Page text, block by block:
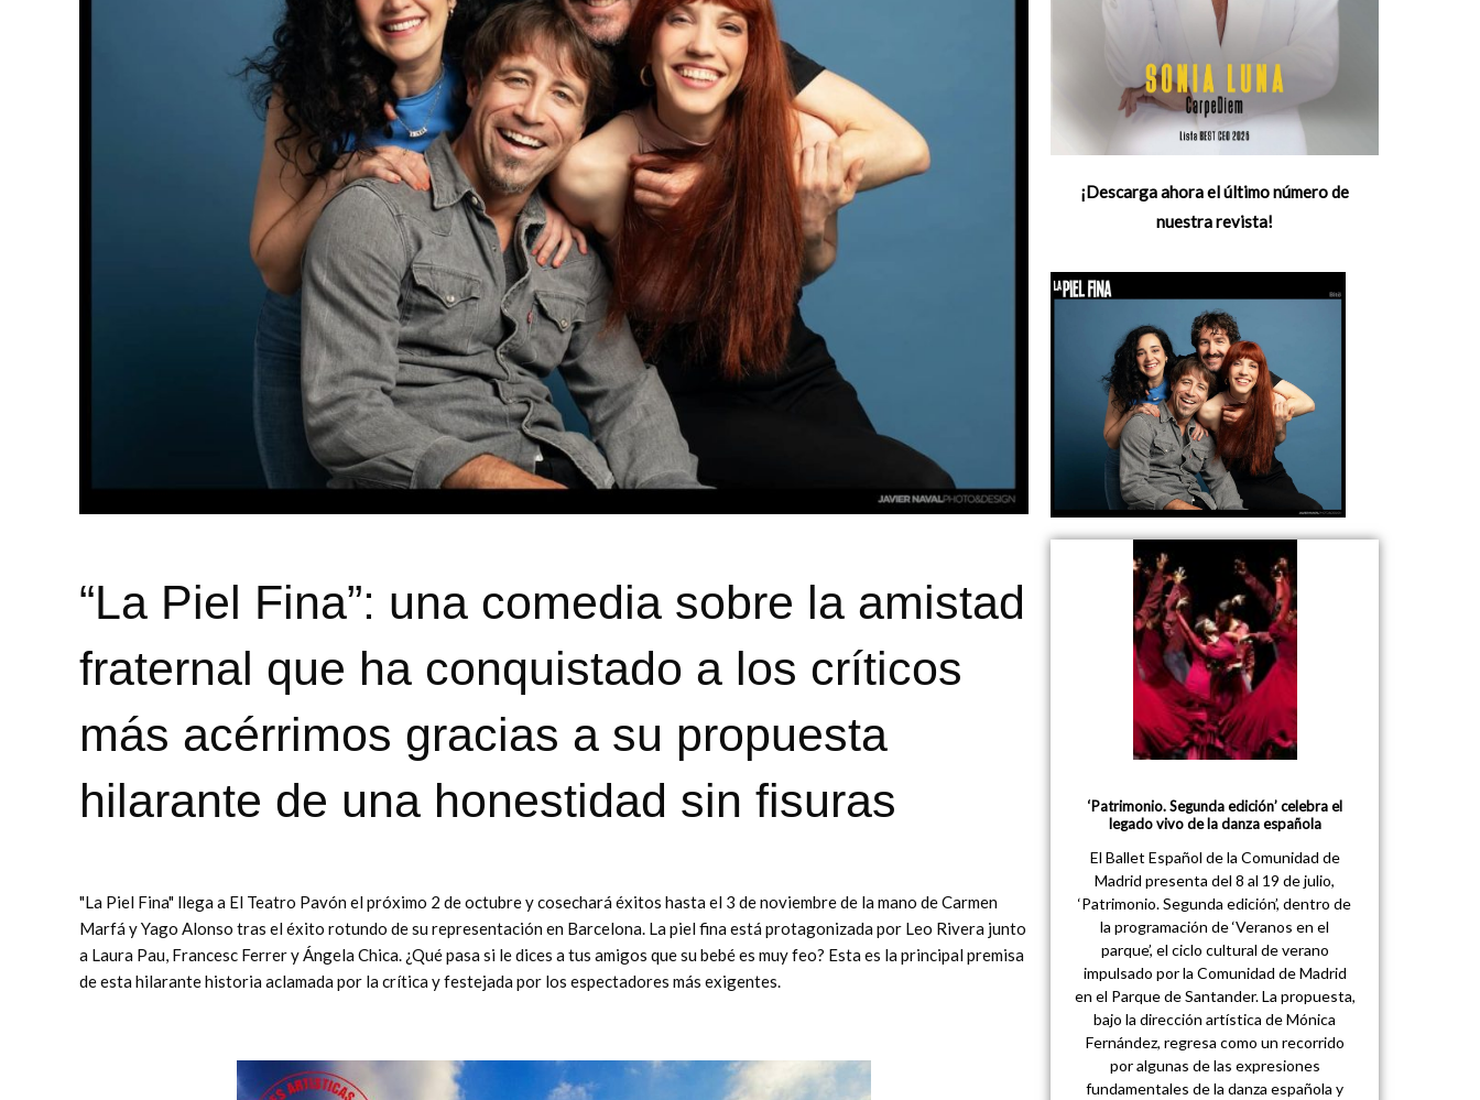
“La Piel Fina”: una comedia sobre la amistad
fraternal que ha conquistado a los críticos
más acérrimos gracias a su propuesta
hilarante de una honestidad sin fisuras
"La Piel Fina" llega a El Teatro Pavón el próximo 2 de octubre y cosechará éxitos hasta el 3 de noviembre de la mano de Carmen
Marfá y Yago Alonso tras el éxito rotundo de su representación en Barcelona. La piel fina está protagonizada por Leo Rivera junto
a Laura Pau, Francesc Ferrer y Ángela Chica. ¿Qué pasa si le dices a tus amigos que su bebé es muy feo? Esta es la principal premisa
de esta hilarante historia aclamada por la crítica y festejada por los espectadores más exigentes.
¡Descarga ahora el último número de
nuestra revista!
‘Patrimonio. Segunda edición’ celebra el
legado vivo de la danza española
El Ballet Español de la Comunidad de
Madrid presenta del 8 al 19 de julio,
‘Patrimonio. Segunda edición’, dentro de
la programación de ‘Veranos en el
parque’, el ciclo cultural de verano
impulsado por la Comunidad de Madrid
en el Parque de Santander. La propuesta,
bajo la dirección artística de Mónica
Fernández, regresa como un recorrido
por algunas de las expresiones
fundamentales de la danza española y